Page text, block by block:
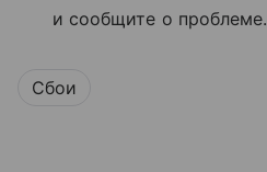
и сообщите о проблеме.
Сбои